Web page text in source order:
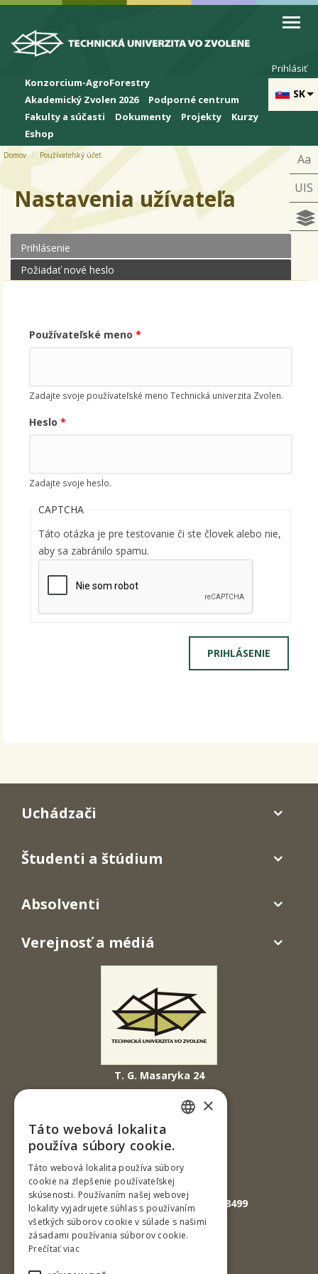
Skip to cookies
Skip to navigation
Skočiť na hlavný obsah
SK
Prihlásiť
Konzorcium-AgroForestry
Akademický Zvolen 2026
Podporné centrum
Fakulty a súčasti
Dokumenty Projekty
Kurzy
Eshop
Aa
UIS
Domov Používateľský účet
Nastavenia užívateľa
Primárne karty
Prihlásenie
Požiadať nové heslo
Používateľské meno *
Zadajte svoje používateľské meno Technická univerzita Zvolen.
Heslo *
Zadajte svoje heslo.
CAPTCHA
Táto otázka je pre testovanie či ste človek alebo nie,
aby sa zabránilo spamu.
T. G. Masaryka 24
960 01 Zvolen
Slovenská republika
Tel.: +421-45-520 61 11
Fax: +421-45-533 00 27
E-mail: info@tuzvo.sk
GPS súradnice: 48.572024,19.118499
Uchádzači
Študenti a štúdium
Absolventi
Verejnosť a médiá
×
Táto webová lokalita
používa súbory cookie.
Táto webová lokalita používa súbory
cookie na zlepšenie používateľskej
skúsenosti. Používaním našej webovej
lokality vyjadrujete súhlas s používaním
všetkých súborov cookie v súlade s našimi
zásadami používania súborov cookie.
Prečítať viac